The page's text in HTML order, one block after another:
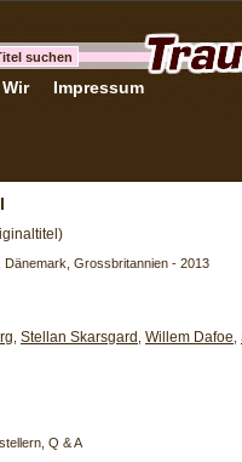
Wir Impressum
Grossbritannien - 2013
Stellan Skarsgard Willem Dafoe
Q & A